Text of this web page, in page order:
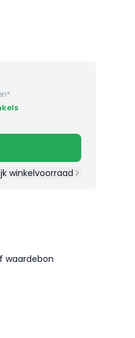
winkelvoorraad
waardebon